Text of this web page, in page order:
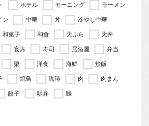
ホテル モーニング
ラーメン
ン 中華 丼
冷やし中華
和菓子 和食 天ぷら
天丼
宴席 寿司 居酒屋
弁当
栗 洋食 海鮮
炒飯
焼鳥 珈琲 肉
肉まん
餃子 駅弁 鰻